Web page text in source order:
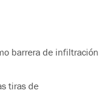
barrera de infiltración
tiras de